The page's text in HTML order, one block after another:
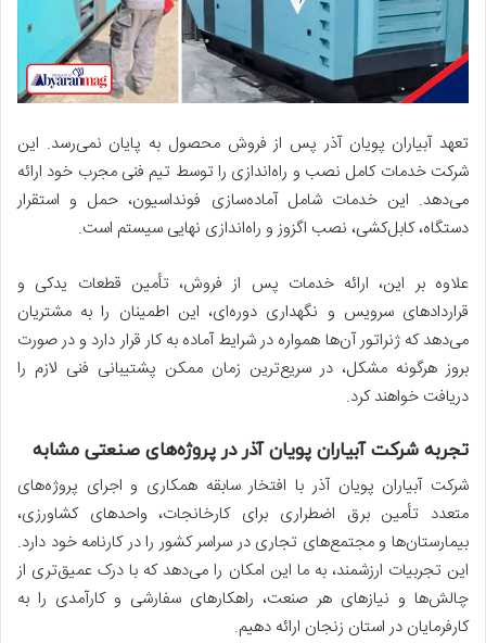
تعهد آبیاران پویان آذر پس از فروش محصول به پایان نمی‌رسد. این
شرکت خدمات کامل نصب و راه‌اندازی را توسط تیم فنی مجرب خود ارائه
می‌دهد. این خدمات شامل آماده‌سازی فونداسیون، حمل و استقرار
دستگاه، کابل‌کشی، نصب اگزوز و راه‌اندازی نهایی سیستم است.
علاوه بر این، ارائه خدمات پس از فروش، تأمین قطعات یدکی و
قراردادهای سرویس و نگهداری دوره‌ای، این اطمینان را به مشتریان
می‌دهد که ژنراتور آن‌ها همواره در شرایط آماده به کار قرار دارد و در صورت
بروز هرگونه مشکل، در سریع‌ترین زمان ممکن پشتیبانی فنی لازم را
دریافت خواهند کرد.
تجربه شرکت آبیاران پویان آذر در پروژه‌های صنعتی مشابه
شرکت آبیاران پویان آذر با افتخار سابقه همکاری و اجرای پروژه‌های
متعدد تأمین برق اضطراری برای کارخانجات، واحدهای کشاورزی،
بیمارستان‌ها و مجتمع‌های تجاری در سراسر کشور را در کارنامه خود دارد.
این تجربیات ارزشمند، به ما این امکان را می‌دهد که با درک عمیق‌تری از
چالش‌ها و نیازهای هر صنعت، راهکارهای سفارشی و کارآمدی را به
کارفرمایان در استان زنجان ارائه دهیم.